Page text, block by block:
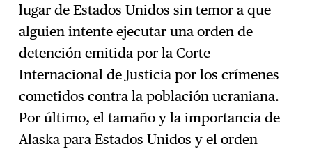
lugar de Estados Unidos sin temor a que
alguien intente ejecutar una orden de
detención emitida por la Corte
Internacional de Justicia por los crímenes
cometidos contra la población ucraniana.
Por último, el tamaño y la importancia de
Alaska para Estados Unidos y el orden